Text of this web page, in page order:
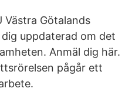
Västra Götalands
uppdaterad om det
Anmäl dig här.
pågår ett